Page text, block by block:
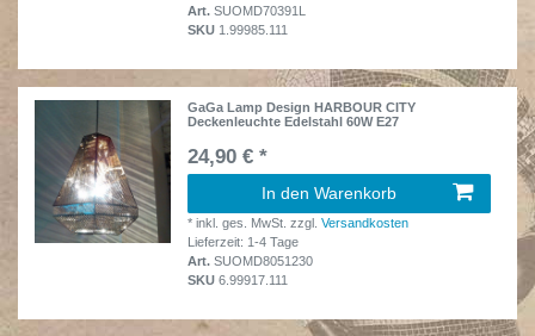
Art.SUOMD70391L
SKU 1.99985.111
GaGa Lamp Design HARBOUR CITY
Deckenleuchte Edelstahl 60W E27
24,90 € *
In den Warenkorb
*inkl. ges. MwSt. zzgl.Versandkosten
Lieferzeit: 1-4 Tage
Art.SUOMD8051230
SKU6.99917.111